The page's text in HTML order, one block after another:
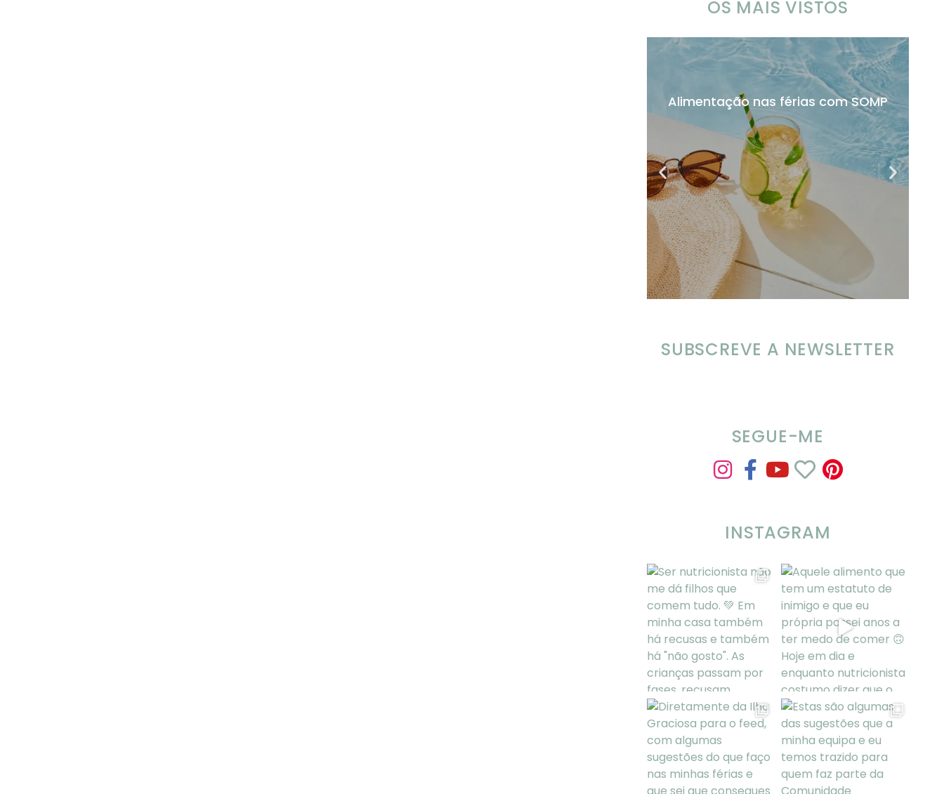
OS MAIS VISTOS
Alimentação nas férias com SOMP
SUBSCREVE A NEWSLETTER
SEGUE-ME
INSTAGRAM